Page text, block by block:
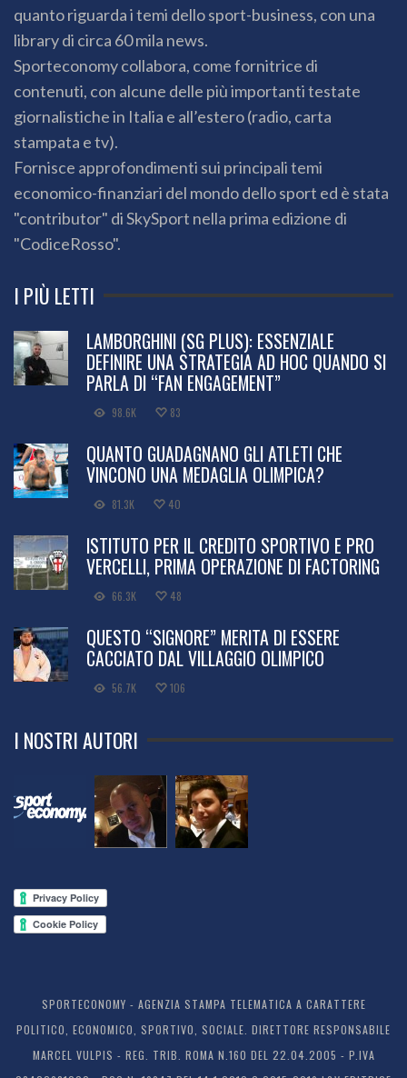
quanto riguarda i temi dello sport-business, con una
library di circa 60 mila news.
Sporteconomy collabora, come fornitrice di
contenuti, con alcune delle più importanti testate
giornalistiche in Italia e all’estero (radio, carta
stampata e tv).
Fornisce approfondimenti sui principali temi
economico-finanziari del mondo dello sport ed è stata
"contributor" di SkySport nella prima edizione di
"CodiceRosso".
I PIÙ LETTI
LAMBORGHINI (SG PLUS): ESSENZIALE
DEFINIRE UNA STRATEGIA AD HOC QUANDO SI
PARLA DI “FAN ENGAGEMENT”
98.6K 83
QUANTO GUADAGNANO GLI ATLETI CHE
VINCONO UNA MEDAGLIA OLIMPICA?
81.3K 40
ISTITUTO PER IL CREDITO SPORTIVO E PRO
VERCELLI, PRIMA OPERAZIONE DI FACTORING
66.3K 48
QUESTO “SIGNORE” MERITA DI ESSERE
CACCIATO DAL VILLAGGIO OLIMPICO
56.7K 106
I NOSTRI AUTORI
SPORTECONOMY - AGENZIA STAMPA TELEMATICA A CARATTERE
POLITICO, ECONOMICO, SPORTIVO, SOCIALE. DIRETTORE RESPONSABILE
MARCEL VULPIS - REG. TRIB. ROMA N.160 DEL 22.04.2005 - P.IVA